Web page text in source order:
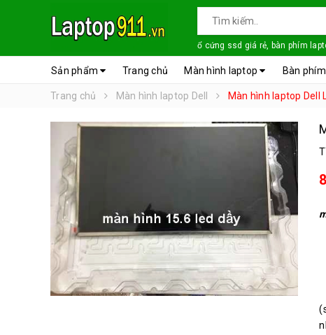
ổ cứng ssd giá rẻ, bàn phím
Sản phẩm Trang chủ Màn hình laptop Bàn
Trang chủ Màn hình laptop Dell Màn hình laptop Dell